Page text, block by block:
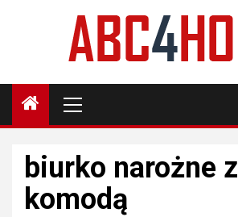
Menu
biurko narożne z
komodą